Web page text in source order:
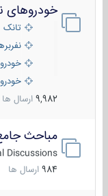
خودروهای
تانک
خودرو
خودرو
9,982 ارسال ها
مباحث جامع
Discussions
984 ارسال ها